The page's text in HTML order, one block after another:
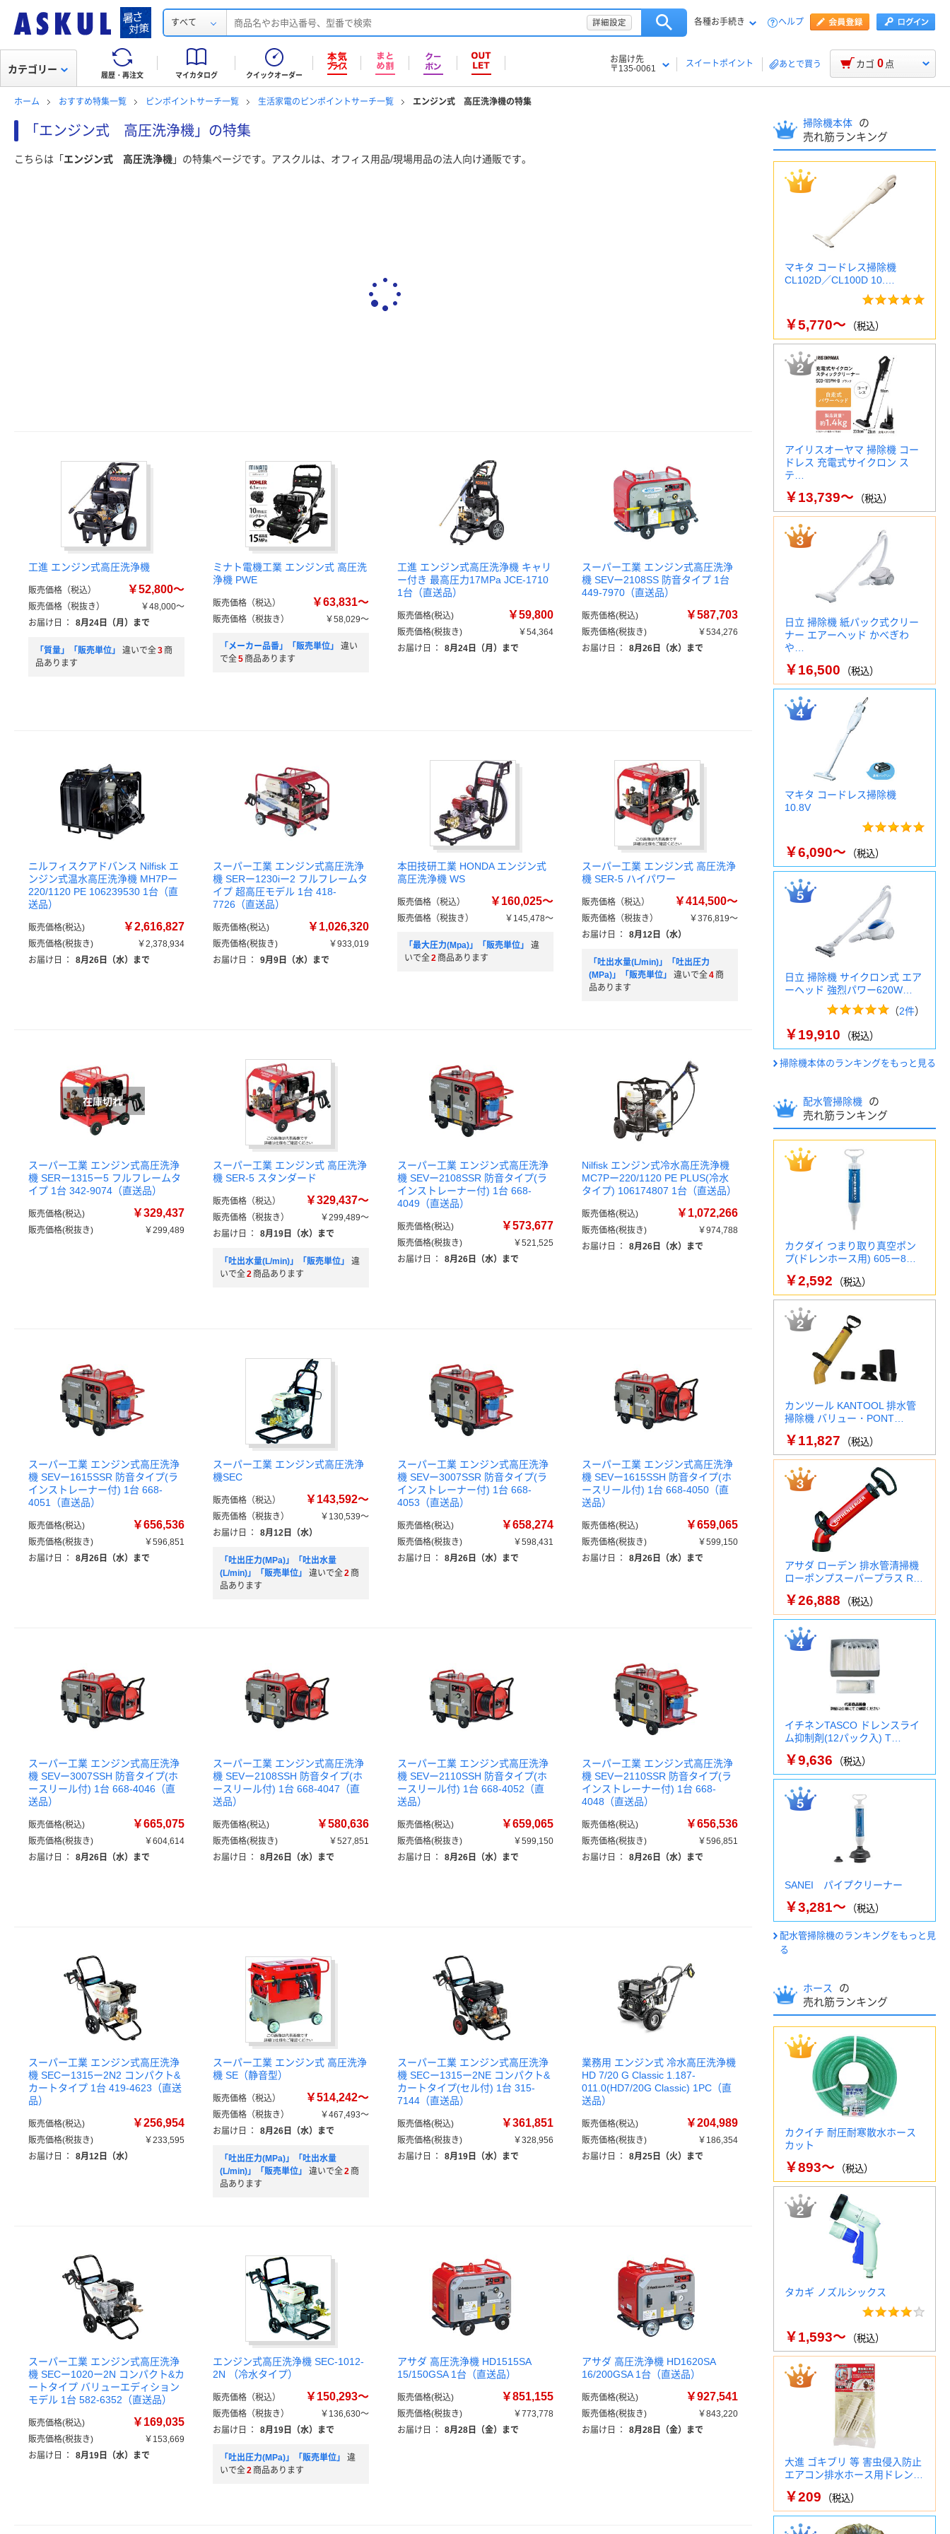
すべて 詳細設定 各種お手続き ヘルプ
履歴・再注文 マイカタログ クイックオーダー
お届け先
〒135-0061
スイートポイント あとで買う
カテゴリー カゴ 0 点
ホーム おすすめ特集一覧 ピンポイントサーチ一覧 生活家電のピンポイントサーチ一覧 エンジン式 高圧洗浄機の特集
「エンジン式 高圧洗浄機」の特集
こちらは「 エンジン式 高圧洗浄機」の特集ページです。アスクルは、オフィス用品/現場用品の法人向け通販です。
工進 エンジン式高圧洗浄機
販売価格（税込） ￥52,800～
販売価格（税抜き）
￥48,000～
お届け日
： 8月24日（月）まで
「質量」「販売単位」 違いで全3 商
品あります
ミナト電機工業 エンジン式 高圧洗
浄機 PWE
販売価格（税込） ￥63,831～
販売価格（税抜き） ￥58,029～
「メーカー品番」「販売単位」
違い
で全5 商品あります
工進 エンジン式高圧洗浄機 キャリ
ー付き 最高圧力17MPa JCE-1710
1台（直送品）
販売価格(税込) ￥59,800
販売価格(税抜き)
￥54,364
お届け日
： 8月24日（月）まで
スーパー工業 エンジン式高圧洗浄
機 SEVー2108SS 防音タイプ 1台
449-7970（直送品）
販売価格(税込) ￥587,703
販売価格(税抜き)
￥534,276
お届け日
： 8月26日（水）まで
ニルフィスクアドバンス Nilfisk エ
ンジン式温水高圧洗浄機 MH7Pー
220/1120 PE 106239530 1台（直
送品）
販売価格(税込) ￥2,616,827
販売価格(税抜き)
￥2,378,934
お届け日
： 8月26日（水）まで
スーパー工業 エンジン式高圧洗浄
機 SERー1230iー2 フルフレームタ
イプ 超高圧モデル 1台 418-
7726（直送品）
販売価格(税込) ￥1,026,320
販売価格(税抜き)
￥933,019
お届け日
： 9月9日（水）まで
本田技研工業 HONDA エンジン式
高圧洗浄機 WS
販売価格（税込） ￥160,025～
販売価格（税抜き） ￥145,478～
「最大圧力(Mpa)」「販売単位」
違
いで全2 商品あります
スーパー工業 エンジン式 高圧洗浄
機 SER-5 ハイパワー
販売価格（税込） ￥414,500～
販売価格（税抜き）
￥376,819～
お届け日
： 8月12日（水）
「吐出水量(L/min)」「吐出圧力
(MPa)」「販売単位」
違いで全4 商
品あります
スーパー工業 エンジン式高圧洗浄
機 SERー1315ー5 フルフレームタ
イプ 1台 342-9074（直送品）
販売価格(税込) ￥329,437
販売価格(税抜き) ￥299,489
スーパー工業 エンジン式 高圧洗浄
機 SER-5 スタンダード
販売価格（税込） ￥329,437～
販売価格（税抜き）
￥299,489～
お届け日
： 8月19日（水）まで
「吐出水量(L/min)」「販売単位」
違
いで全2 商品あります
スーパー工業 エンジン式高圧洗浄
機 SEVー2108SSR 防音タイプ(ラ
インストレーナー付) 1台 668-
4049（直送品）
販売価格(税込) ￥573,677
販売価格(税抜き)
￥521,525
お届け日
： 8月26日（水）まで
Nilfisk エンジン式冷水高圧洗浄機
MC7Pー220/1120 PE PLUS(冷水
タイプ) 106174807 1台（直送品）
販売価格(税込) ￥1,072,266
販売価格(税抜き)
￥974,788
お届け日
： 8月26日（水）まで
スーパー工業 エンジン式高圧洗浄
機 SEVー1615SSR 防音タイプ(ラ
インストレーナー付) 1台 668-
4051（直送品）
販売価格(税込) ￥656,536
販売価格(税抜き)
￥596,851
お届け日
： 8月26日（水）まで
スーパー工業 エンジン式高圧洗浄
機SEC
販売価格（税込） ￥143,592～
販売価格（税抜き）
￥130,539～
お届け日
： 8月12日（水）
「吐出圧力(MPa)」「吐出水量
(L/min)」「販売単位」
違いで全2 商
品あります
スーパー工業 エンジン式高圧洗浄
機 SEVー3007SSR 防音タイプ(ラ
インストレーナー付) 1台 668-
4053（直送品）
販売価格(税込) ￥658,274
販売価格(税抜き)
￥598,431
お届け日
： 8月26日（水）まで
スーパー工業 エンジン式高圧洗浄
機 SEVー1615SSH 防音タイプ(ホ
ースリール付) 1台 668-4050（直
送品）
販売価格(税込) ￥659,065
販売価格(税抜き)
￥599,150
お届け日
： 8月26日（水）まで
スーパー工業 エンジン式高圧洗浄
機 SEVー3007SSH 防音タイプ(ホ
ースリール付) 1台 668-4046（直
送品）
販売価格(税込) ￥665,075
販売価格(税抜き)
￥604,614
お届け日
： 8月26日（水）まで
スーパー工業 エンジン式高圧洗浄
機 SEVー2108SSH 防音タイプ(ホ
ースリール付) 1台 668-4047（直
送品）
販売価格(税込) ￥580,636
販売価格(税抜き)
￥527,851
お届け日
： 8月26日（水）まで
スーパー工業 エンジン式高圧洗浄
機 SEVー2110SSH 防音タイプ(ホ
ースリール付) 1台 668-4052（直
送品）
販売価格(税込) ￥659,065
販売価格(税抜き)
￥599,150
お届け日
： 8月26日（水）まで
スーパー工業 エンジン式高圧洗浄
機 SEVー2110SSR 防音タイプ(ラ
インストレーナー付) 1台 668-
4048（直送品）
販売価格(税込) ￥656,536
販売価格(税抜き)
￥596,851
お届け日
： 8月26日（水）まで
スーパー工業 エンジン式高圧洗浄
機 SECー1315ー2N2 コンパクト&
カートタイプ 1台 419-4623（直送
品）
販売価格(税込) ￥256,954
販売価格(税抜き)
￥233,595
お届け日
： 8月12日（水）
スーパー工業 エンジン式 高圧洗浄
機 SE（静音型）
販売価格（税込） ￥514,242～
販売価格（税抜き）
￥467,493～
お届け日
： 8月26日（水）まで
「吐出圧力(MPa)」「吐出水量
(L/min)」「販売単位」
違いで全2 商
品あります
スーパー工業 エンジン式高圧洗浄
機 SECー1315ー2NE コンパクト&
カートタイプ(セル付) 1台 315-
7144（直送品）
販売価格(税込) ￥361,851
販売価格(税抜き)
￥328,956
お届け日
： 8月19日（水）まで
業務用 エンジン式 冷水高圧洗浄機
HD 7/20 G Classic 1.187-
011.0(HD7/20G Classic) 1PC（直
送品）
販売価格(税込) ￥204,989
販売価格(税抜き)
￥186,354
お届け日
： 8月25日（火）まで
スーパー工業 エンジン式高圧洗浄
機 SECー1020ー2N コンパクト&カ
ートタイプ バリューエディション
モデル 1台 582-6352（直送品）
販売価格(税込) ￥169,035
販売価格(税抜き)
￥153,669
お届け日
： 8月19日（水）まで
エンジン式高圧洗浄機 SEC-1012-
2N （冷水タイプ）
販売価格（税込） ￥150,293～
販売価格（税抜き）
￥136,630～
お届け日
： 8月19日（水）まで
「吐出圧力(MPa)」「販売単位」
違
いで全2 商品あります
アサダ 高圧洗浄機 HD1515SA
15/150GSA 1台（直送品）
販売価格(税込) ￥851,155
販売価格(税抜き)
￥773,778
お届け日
： 8月28日（金）まで
アサダ 高圧洗浄機 HD1620SA
16/200GSA 1台（直送品）
販売価格(税込) ￥927,541
販売価格(税抜き)
￥843,220
お届け日
： 8月28日（金）まで
掃除機本体
の
売れ筋ランキング
マキタ コードレス掃除機
CL102D／CL100D 10.…
￥5,770～ （税込）
アイリスオーヤマ 掃除機 コー
ドレス 充電式サイクロン ス
テ…
￥13,739～ （税込）
日立 掃除機 紙パック式クリー
ナー エアーヘッド かべぎわ
や…
￥16,500 （税込）
マキタ コードレス掃除機
10.8V
￥6,090～ （税込）
日立 掃除機 サイクロン式 エア
ーヘッド 強烈パワー620W…
（2件）
￥19,910 （税込）
掃除機本体のランキングをもっと見る
配水管掃除機
の
売れ筋ランキング
カクダイ つまり取り真空ポン
プ(ドレンホース用) 605ー8…
￥2,592 （税込）
カンツール KANTOOL 排水管
掃除機 バリュー・PONT…
￥11,827 （税込）
アサダ ローデン 排水管清掃機
ローポンプスーパープラス R…
￥26,888 （税込）
イチネンTASCO ドレンスライ
ム抑制剤(12パック入) T…
￥9,636 （税込）
SANEI パイプクリーナー
￥3,281～ （税込）
配水管掃除機のランキングをもっと見
る
ホース
の
売れ筋ランキング
カクイチ 耐圧耐寒散水ホース
カット
￥893～ （税込）
タカギ ノズルシックス
￥1,593～ （税込）
大進 ゴキブリ 等 害虫侵入防止
エアコン排水ホース用ドレン…
￥209 （税込）